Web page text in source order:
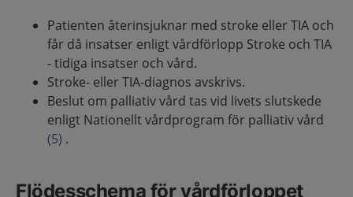
Patienten återinsjuknar med stroke eller TIA och
får då insatser enligt vårdförlopp Stroke och TIA
- tidiga insatser och vård.
Stroke- eller TIA-diagnos avskrivs.
Beslut om palliativ vård tas vid livets slutskede
enligt Nationellt vårdprogram för palliativ vård
(5) .
Flödesschema för vårdförloppet